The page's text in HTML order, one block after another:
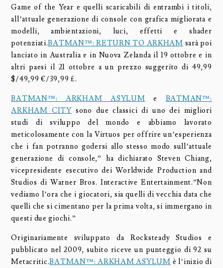
Game of the Year e quelli scaricabili di entrambi i titoli,
all’attuale generazione di console con grafica migliorata e
modelli, ambientazioni, luci, effetti e shader
potenziati.BATMAN™: RETURN TO ARKHAM sarà poi
lanciato in Australia e in Nuova Zelanda il 19 ottobre e in
altri paesi il 21 ottobre a un prezzo suggerito di 49,99
$/49,99 €/39,99 £.
BATMAN™: ARKHAM ASYLUM e BATMAN™:
ARKHAM CITYsono due classici di uno dei migliori
studi di sviluppo del mondo e abbiamo lavorato
meticolosamente con la Virtuos per offrire un’esperienza
che i fan potranno godersi allo stesso modo sull’attuale
generazione di console,” ha dichiarato Steven Chiang,
vicepresidente esecutivo dei Worldwide Production and
Studios di Warner Bros. Interactive Entertainment.”Non
vediamo l’ora che i giocatori, sia quelli di vecchia data che
quelli che si cimentano per la prima volta, si immergano in
questi due giochi.”
Originariamente sviluppato da Rocksteady Studios e
pubblicato nel 2009, subito riceve un punteggio di 92 su
Metacritic.BATMAN™: ARKHAM ASYLUM è l’inizio di